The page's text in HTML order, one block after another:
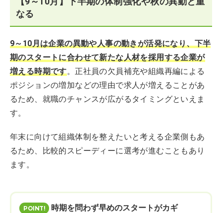
なる
9～10月は企業の異動や人事の動きが活発になり、下半
期のスタートに合わせて新たな人材を採用する企業が
増える時期です。正社員の欠員補充や組織再編による
ポジションの増加などの理由で求人が増えることがあ
るため、就職のチャンスが広がるタイミングといえま
す。
年末に向けて組織体制を整えたいと考える企業側もあ
るため、比較的スピーディーに選考が進むこともあり
ます。
時期を問わず早めのスタートがカギ